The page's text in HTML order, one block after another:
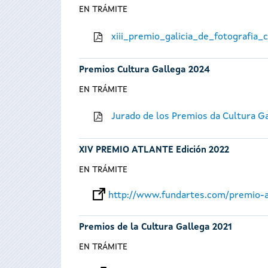
EN TRÁMITE
Premios Cultura Gallega 2024
EN TRÁMITE
Jurado de los Premios da Cultura
XIV PREMIO ATLANTE Edición 2022
EN TRÁMITE
http://www.fundartes.com/premio-
Premios de la Cultura Gallega 2021
EN TRÁMITE